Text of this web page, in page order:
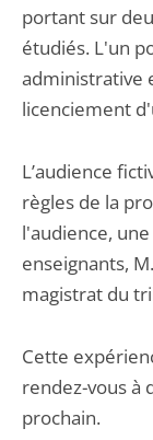
portant sur
étudiés. L'un
administrative
licenciement
L’audience
règles de la
l'audience,
enseignants,
magistrat du
Cette
rendez-vous à
prochain.